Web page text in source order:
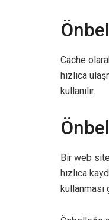
Cache
hızlıca
kullanılır.
Bir web
hızlıca
kullanması